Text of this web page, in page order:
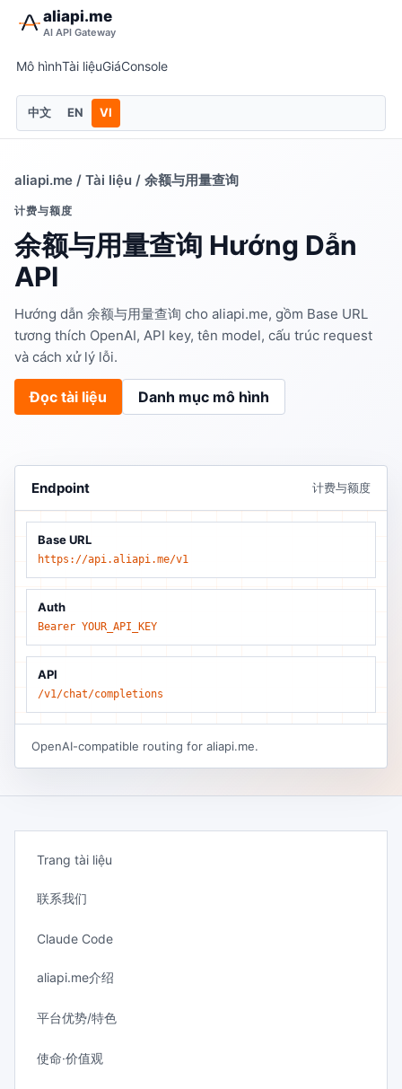
aliapi.me
AI API Gateway
Mô hìnhTài liệuGiáConsole
中文 EN VI
aliapi.me / Tài liệu / 余额与用量查询
计费与额度
余额与用量查询 Hướng Dẫn
API
Hướng dẫn 余额与用量查询 cho aliapi.me, gồm Base URL
tương thích OpenAI, API key, tên model, cấu trúc request
và cách xử lý lỗi.
Đọc tài liệu Danh mục mô hình
Endpoint 计费与额度
Base URL
https://api.aliapi.me/v1
Auth
Bearer YOUR_API_KEY
API
/v1/chat/completions
OpenAI-compatible routing for aliapi.me.
Trang tài liệu
联系我们
Claude Code
aliapi.me介绍
平台优势/特色
使命·价值观